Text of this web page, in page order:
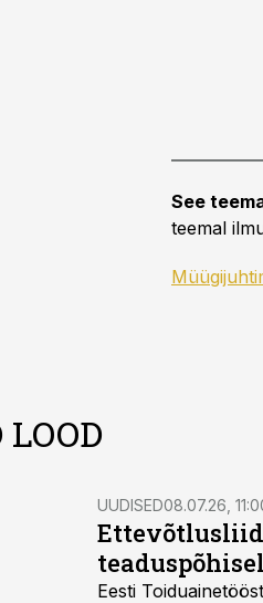
See
teemal
UUDISED08.07.26,
Eesti